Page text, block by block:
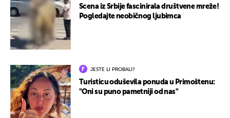
Scena iz Srbije fascinirala društvene mreže!
Pogledajte neobičnog ljubimca
JESTE LI PROBALI?
Turisticu oduševila ponuda u Primoštenu:
"Oni su puno pametniji od nas"